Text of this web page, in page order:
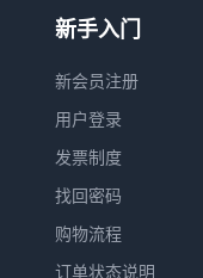
新手入门
新会员注册
用户登录
发票制度
找回密码
购物流程
订单状态说明